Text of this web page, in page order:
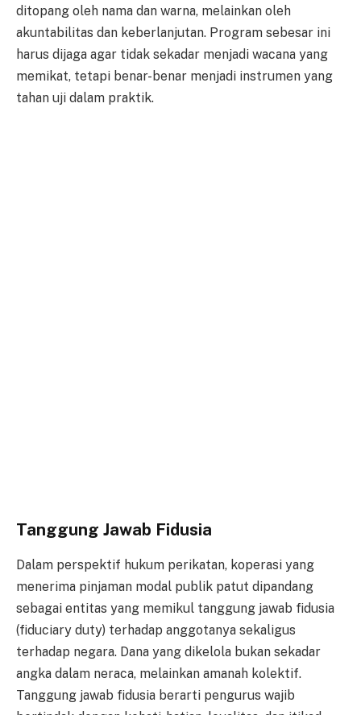
ditopang oleh nama dan warna, melainkan oleh
akuntabilitas dan keberlanjutan. Program sebesar ini
harus dijaga agar tidak sekadar menjadi wacana yang
memikat, tetapi benar-benar menjadi instrumen yang
tahan uji dalam praktik.
Tanggung Jawab Fidusia
Dalam perspektif hukum perikatan, koperasi yang
menerima pinjaman modal publik patut dipandang
sebagai entitas yang memikul tanggung jawab fidusia
(fiduciary duty) terhadap anggotanya sekaligus
terhadap negara. Dana yang dikelola bukan sekadar
angka dalam neraca, melainkan amanah kolektif.
Tanggung jawab fidusia berarti pengurus wajib